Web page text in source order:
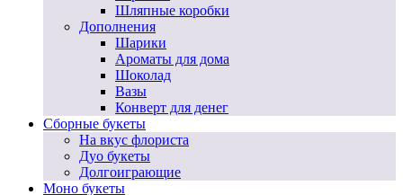
Шляпные коробки
Дополнения
Шарики
Ароматы для дома
Шоколад
Вазы
Конверт для денег
Сборные букеты
На вкус флориста
Дуо букеты
Долгоиграющие
Моно букеты